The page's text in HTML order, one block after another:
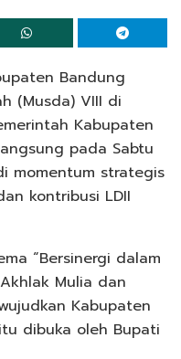
Bandung
(Musda) VIII di
Kabupaten
pada Sabtu
momentum strategis
kontribusi LDII
“Bersinergi dalam
Mulia dan
Kabupaten
dibuka oleh Bupati